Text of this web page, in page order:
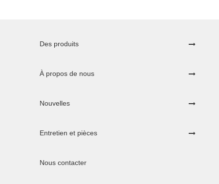
Des produits
À propos de nous
Nouvelles
Entretien et pièces
Nous contacter